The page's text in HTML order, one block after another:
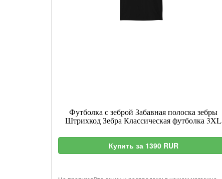
Футболка с зеброй Забавная полоска зебры
Штрихкод Зебра Классическая футболка 3XL
Купить за 1390 RUR